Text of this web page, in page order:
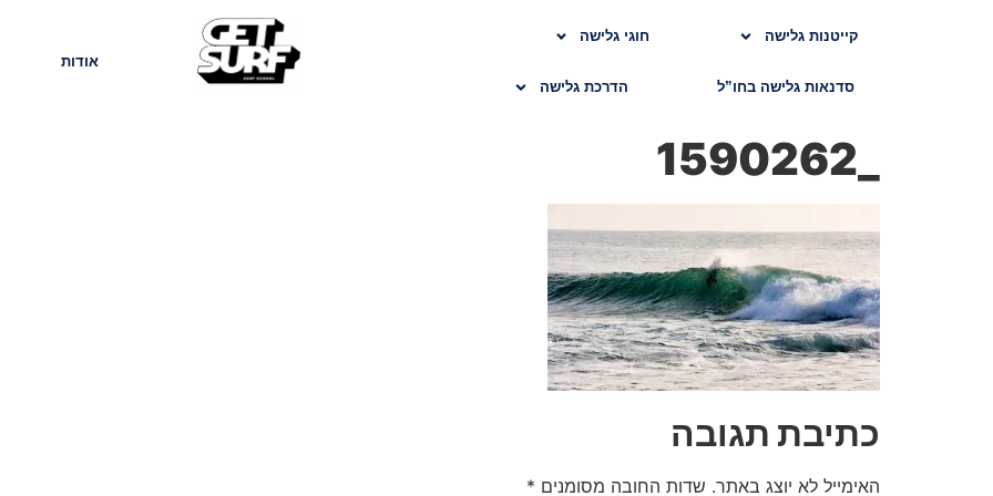
קייטנות גלישה חוגי גלישה
סדנאות גלישה בחו”ל הדרכת גלישה
בלוג אודות
כתיבת תגובה
האימייל לא יוצג באתר. שדות החובה מסומנים *